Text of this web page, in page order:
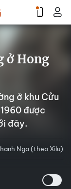
ở Hong
ở khu Cửu
được
đây.
Nga (theo Xilu)